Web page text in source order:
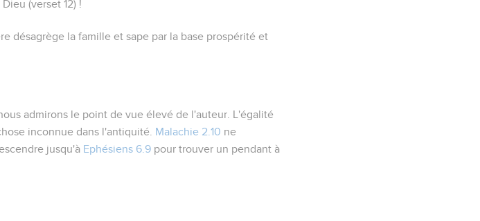
(verset 12) !
désagrège la famille et sape par la base prospérité et
admirons le point de vue élevé de l'auteur. L'égalité
inconnue dans l'antiquité. Malachie 2.10 ne
jusqu'à Ephésiens 6.9 pour trouver un pendant à